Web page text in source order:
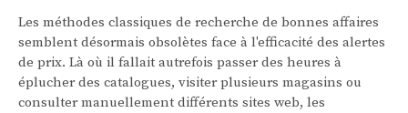
Les méthodes classiques de recherche de bonnes affaires
semblent désormais obsolètes face à l'efficacité des alertes
de prix. Là où il fallait autrefois passer des heures à
éplucher des catalogues, visiter plusieurs magasins ou
consulter manuellement différents sites web, les